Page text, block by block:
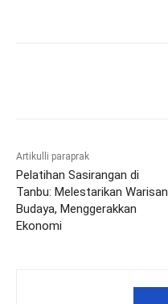
Artikulli paraprak
Pelatihan Sasirangan di
Tanbu: Melestarikan Warisan
Budaya, Menggerakkan
Ekonomi